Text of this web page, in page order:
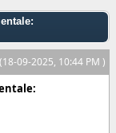
(18-09-2025, 10:44 PM )